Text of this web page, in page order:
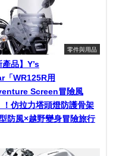
零件與用品
產品】Y’s
「WR125R用
Screen冒險風
！仿拉力塔頭燈防護骨架
防風×越野變身冒險旅行